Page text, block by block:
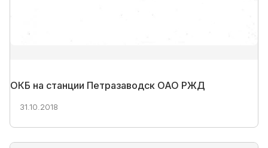
ОКБ на станции Петразаводск ОАО РЖД
31.10.2018